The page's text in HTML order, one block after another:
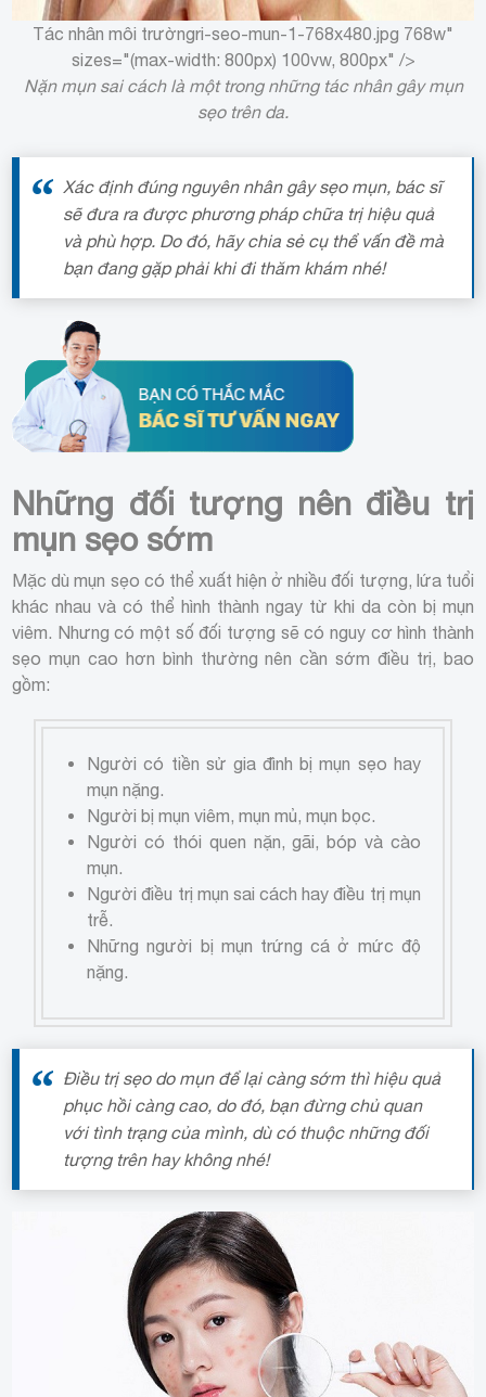
Tác nhân môi trườngri-seo-mun-1-768x480.jpg 768w"
sizes="(max-width: 800px) 100vw, 800px" />
Nặn mụn sai cách là một trong những tác nhân gây mụn
sẹo trên da.
Xác định đúng nguyên nhân gây sẹo mụn, bác sĩ
sẽ đưa ra được phương pháp chữa trị hiệu quả
và phù hợp. Do đó, hãy chia sẻ cụ thể vấn đề mà
bạn đang gặp phải khi đi thăm khám nhé!
Những đối tượng nên điều trị
mụn sẹo sớm
Mặc dù mụn sẹo có thể xuất hiện ở nhiều đối tượng, lứa tuổi
khác nhau và có thể hình thành ngay từ khi da còn bị mụn
viêm. Nhưng có một số đối tượng sẽ có nguy cơ hình thành
sẹo mụn cao hơn bình thường nên cần sớm điều trị, bao
gồm:
Người có tiền sử gia đình bị mụn sẹo hay
mụn nặng.
Người bị mụn viêm, mụn mủ, mụn bọc.
Người có thói quen nặn, gãi, bóp và cào
mụn.
Người điều trị mụn sai cách hay điều trị mụn
trễ.
Những người bị mụn trứng cá ở mức độ
nặng.
Điều trị sẹo do mụn để lại càng sớm thì hiệu quả
phục hồi càng cao, do đó, bạn đừng chủ quan
với tình trạng của mình, dù có thuộc những đối
tượng trên hay không nhé!